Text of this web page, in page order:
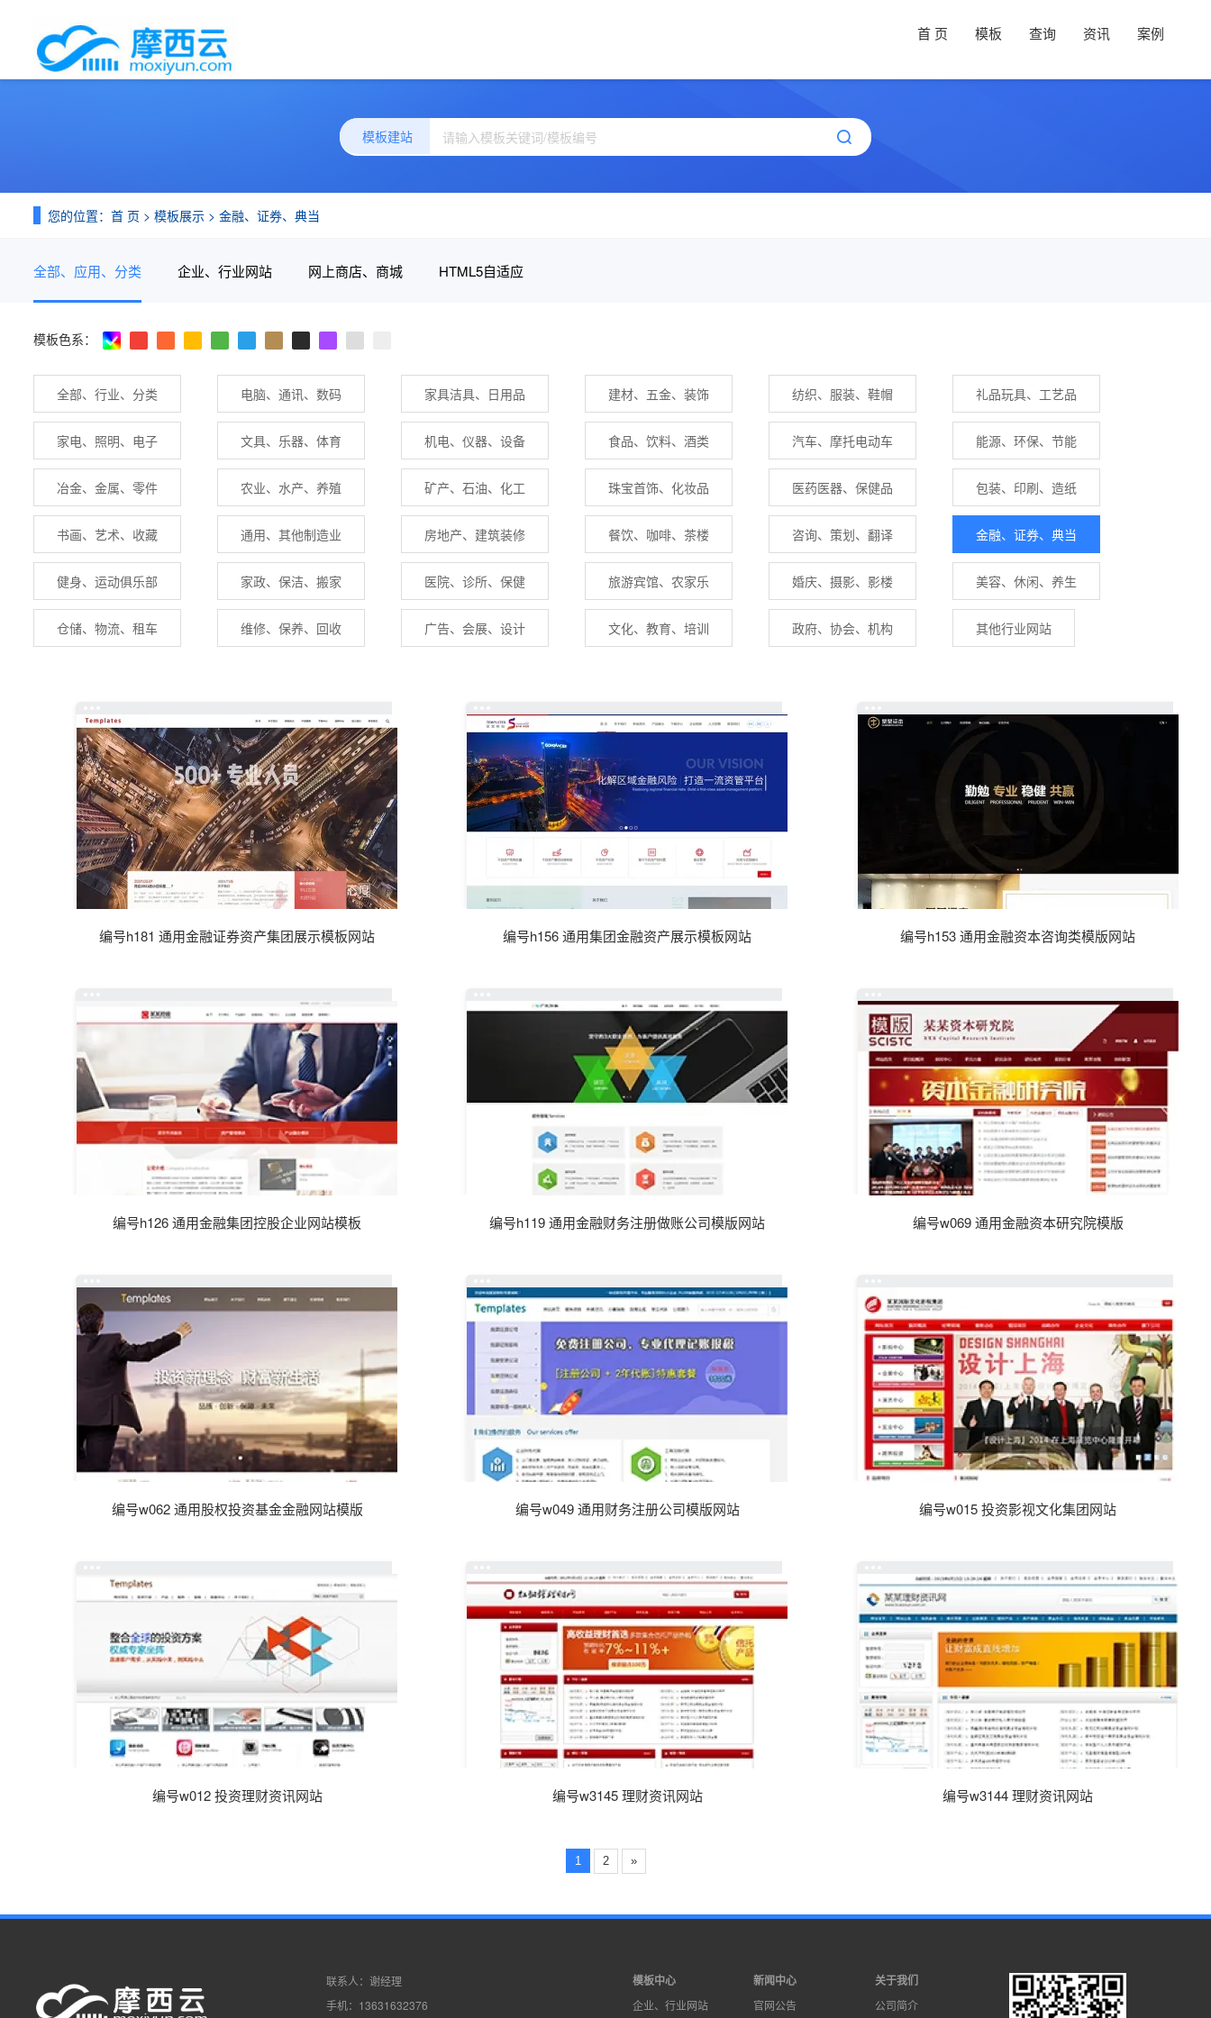
首 页 模板 查询 资讯 案例
模板建站
您的位置： 首 页 > 模板展示 > 金融、证券、典当
全部、应用、分类 企业、行业网站 网上商店、商城 HTML5自适应
模板色系：
全部、行业、分类 电脑、通讯、数码 家具洁具、日用品 建材、五金、装饰 纺织、服装、鞋帽 礼品玩具、工艺品
家电、照明、电子 文具、乐器、体育 机电、仪器、设备 食品、饮料、酒类 汽车、摩托电动车 能源、环保、节能
冶金、金属、零件 农业、水产、养殖 矿产、石油、化工 珠宝首饰、化妆品 医药医器、保健品 包装、印刷、造纸
书画、艺术、收藏 通用、其他制造业 房地产、建筑装修 餐饮、咖啡、茶楼 咨询、策划、翻译 金融、证券、典当
健身、运动俱乐部 家政、保洁、搬家 医院、诊所、保健 旅游宾馆、农家乐 婚庆、摄影、影楼 美容、休闲、养生
仓储、物流、租车 维修、保养、回收 广告、会展、设计 文化、教育、培训 政府、协会、机构 其他行业网站
编号h181 通用金融证券资产集团展示模板网站 编号h156 通用集团金融资产展示模板网站 编号h153 通用金融资本咨询类模版网站
编号h126 通用金融集团控股企业网站模板 编号h119 通用金融财务注册做账公司模版网站 编号w069 通用金融资本研究院模版
编号w062 通用股权投资基金金融网站模版 编号w049 通用财务注册公司模版网站 编号w015 投资影视文化集团网站
编号w012 投资理财资讯网站 编号w3145 理财资讯网站 编号w3144 理财资讯网站
1 2 »
联系人：谢经理
手机：13631632376
模板中心
企业、行业网站
新闻中心
官网公告
关于我们
公司简介